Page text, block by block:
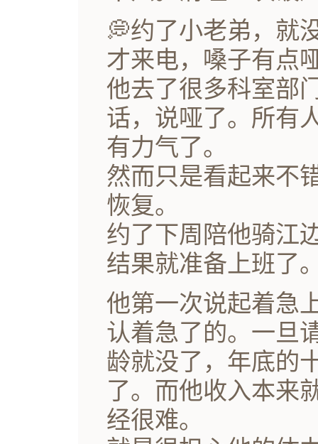
💭约了小老弟，就
才来电，嗓子有点
他去了很多科室部
话，说哑了。所有
有力气了。
然而只是看起来不
恢复。
约了下周陪他骑江
结果就准备上班了
他第一次说起着急
认着急了的。一旦
龄就没了，年底的
了。而他收入本来
经很难。